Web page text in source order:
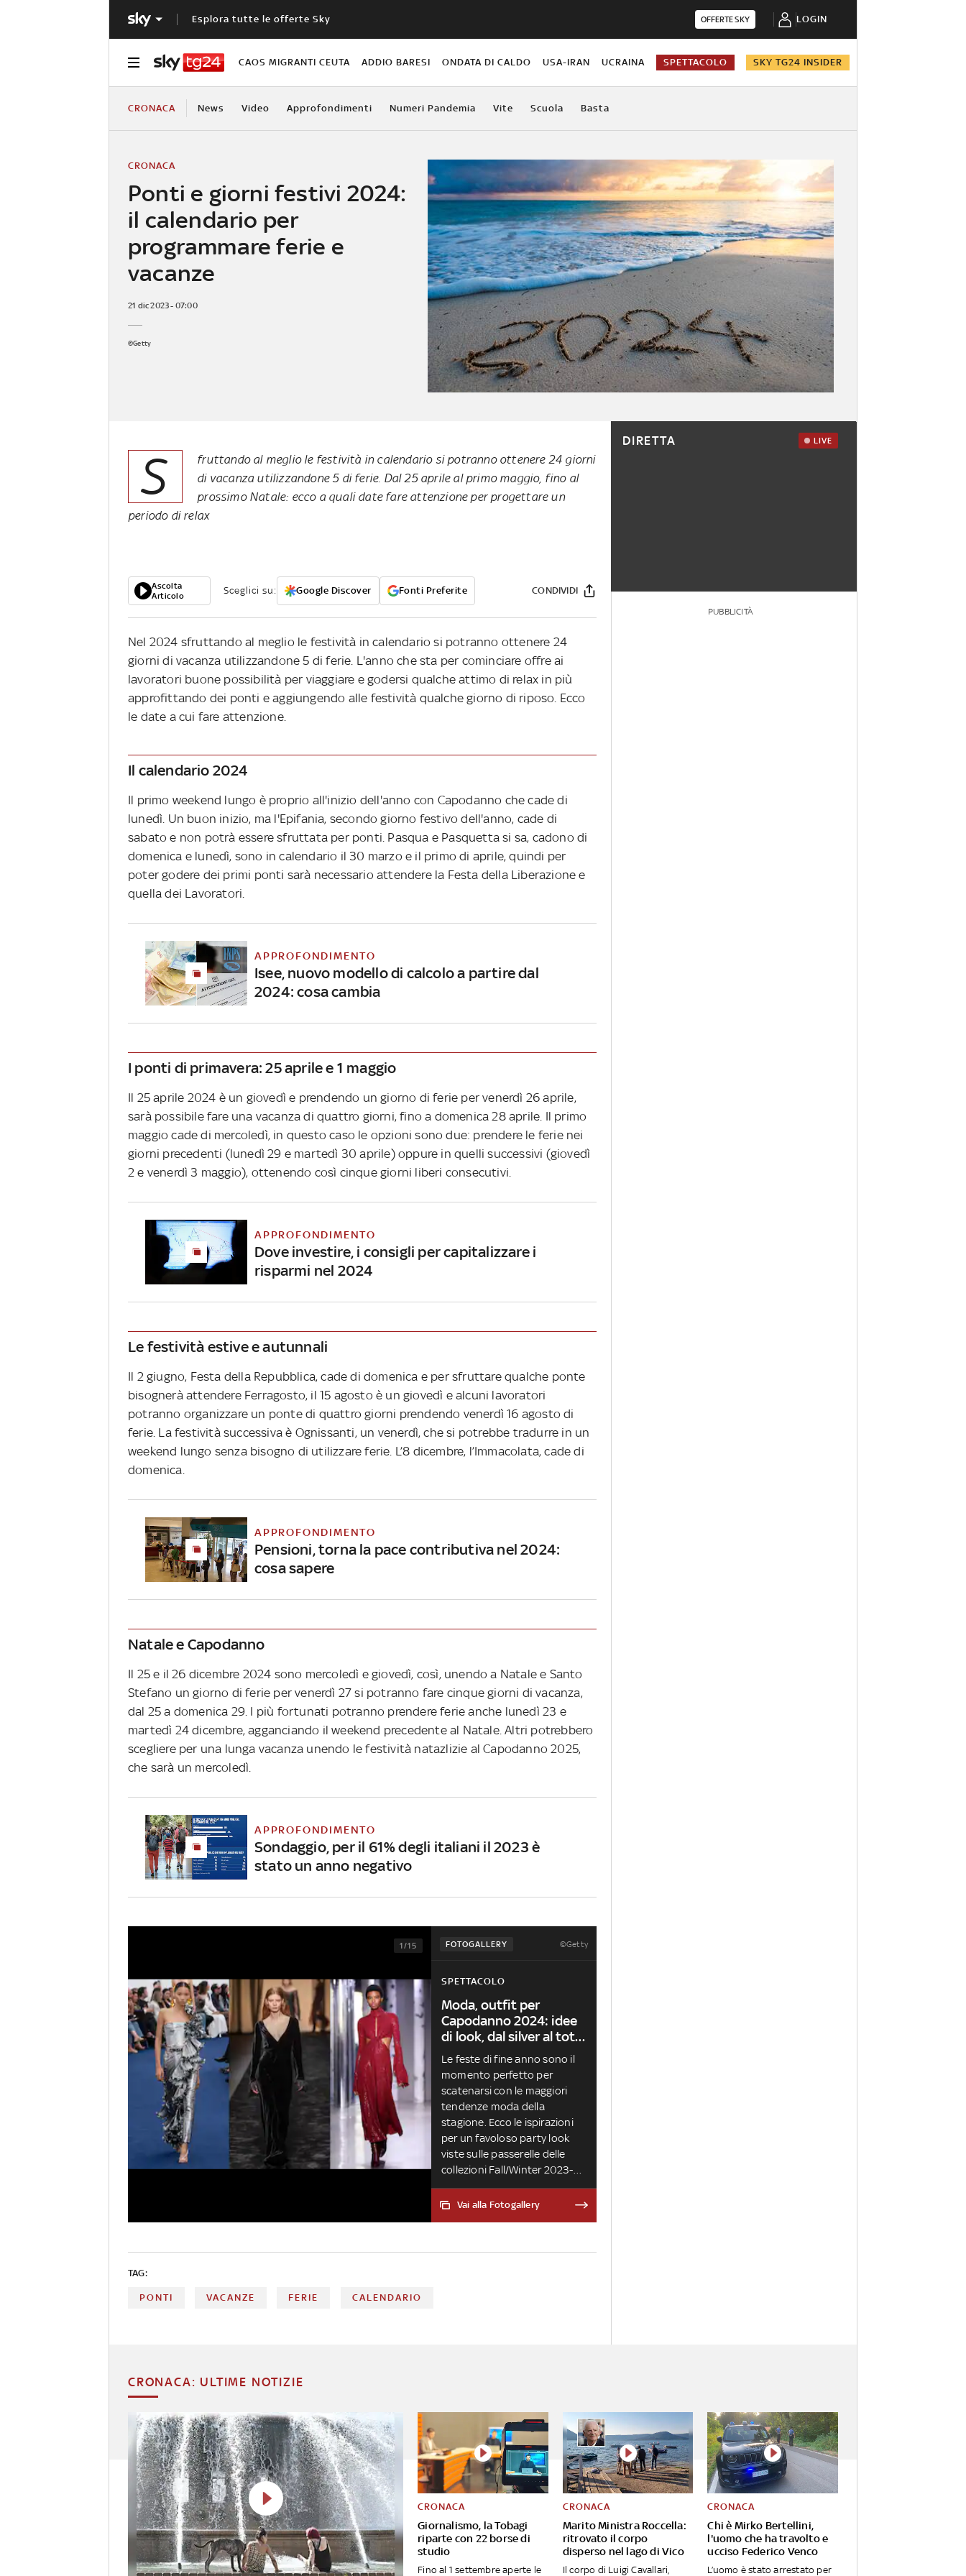
Esplora tutte le offerte Sky OFFERTE SKY LOGIN
CAOS MIGRANTI CEUTA ADDIO BARESI ONDATA DI CALDO USA-IRAN UCRAINA SPETTACOLO SKY TG24 INSIDER
CRONACA News Video Approfondimenti Numeri Pandemia Vite Scuola Basta
Ponti e giorni festivi 2024:
il calendario per
programmare ferie e
vacanze
CRONACA
21 dic 2023 - 07:00
©Getty
S
fruttando al meglio le festività in calendario si potranno ottenere 24 giorni
di vacanza utilizzandone 5 di ferie. Dal 25 aprile al primo maggio, fino al
prossimo Natale: ecco a quali date fare attenzione per progettare un
periodo di relax
Ascolta
Articolo
Sceglici su: Google Discover Fonti Preferite CONDIVIDI
Nel 2024 sfruttando al meglio le festività in calendario si potranno ottenere 24
giorni di vacanza utilizzandone 5 di ferie. L'anno che sta per cominciare offre ai
lavoratori buone possibilità per viaggiare e godersi qualche attimo di relax in più
approfittando dei ponti e aggiungendo alle festività qualche giorno di riposo. Ecco
le date a cui fare attenzione.
Il calendario 2024
Il primo weekend lungo è proprio all'inizio dell'anno con Capodanno che cade di
lunedì. Un buon inizio, ma l'Epifania, secondo giorno festivo dell'anno, cade di
sabato e non potrà essere sfruttata per ponti. Pasqua e Pasquetta si sa, cadono di
domenica e lunedì, sono in calendario il 30 marzo e il primo di aprile, quindi per
poter godere dei primi ponti sarà necessario attendere la Festa della Liberazione e
quella dei Lavoratori.
APPROFONDIMENTO
Isee, nuovo modello di calcolo a partire dal
2024: cosa cambia
I ponti di primavera: 25 aprile e 1 maggio
Il 25 aprile 2024 è un giovedì e prendendo un giorno di ferie per venerdì 26 aprile,
sarà possibile fare una vacanza di quattro giorni, fino a domenica 28 aprile. Il primo
maggio cade di mercoledì, in questo caso le opzioni sono due: prendere le ferie nei
giorni precedenti (lunedì 29 e martedì 30 aprile) oppure in quelli successivi (giovedì
2 e venerdì 3 maggio), ottenendo così cinque giorni liberi consecutivi.
APPROFONDIMENTO
Dove investire, i consigli per capitalizzare i
risparmi nel 2024
Le festività estive e autunnali
Il 2 giugno, Festa della Repubblica, cade di domenica e per sfruttare qualche ponte
bisognerà attendere Ferragosto, il 15 agosto è un giovedì e alcuni lavoratori
potranno organizzare un ponte di quattro giorni prendendo venerdì 16 agosto di
ferie. La festività successiva è Ognissanti, un venerdì, che si potrebbe tradurre in un
weekend lungo senza bisogno di utilizzare ferie. L’8 dicembre, l’Immacolata, cade di
domenica.
APPROFONDIMENTO
Pensioni, torna la pace contributiva nel 2024:
cosa sapere
Natale e Capodanno
Il 25 e il 26 dicembre 2024 sono mercoledì e giovedì, così, unendo a Natale e Santo
Stefano un giorno di ferie per venerdì 27 si potranno fare cinque giorni di vacanza,
dal 25 a domenica 29. I più fortunati potranno prendere ferie anche lunedì 23 e
martedì 24 dicembre, agganciando il weekend precedente al Natale. Altri potrebbero
scegliere per una lunga vacanza unendo le festività natazlizie al Capodanno 2025,
che sarà un mercoledì.
APPROFONDIMENTO
Sondaggio, per il 61% degli italiani il 2023 è
stato un anno negativo
FOTOGALLERY ©Getty
1/15
SPETTACOLO
Moda, outfit per
Capodanno 2024: idee
di look, dal silver al total
red
Le feste di fine anno sono il
momento perfetto per
scatenarsi con le maggiori
tendenze moda della
stagione. Ecco le ispirazioni
per un favoloso party look
viste sulle passerelle delle
collezioni Fall/Winter 2023-
24. Abito lungo, corto, in
velluto, con paillettes o metal,
Vai alla Fotogallery
TAG:
PONTI VACANZE FERIE CALENDARIO
DIRETTA LIVE
PUBBLICITÀ
CRONACA: ULTIME NOTIZIE
Giornalismo, la Tobagi
riparte con 22 borse di
studio
CRONACA
Fino al 1 settembre aperte le
Marito Ministra Roccella:
ritrovato il corpo
disperso nel lago di Vico
CRONACA
Il corpo di Luigi Cavallari,
Chi è Mirko Bertellini,
l'uomo che ha travolto e
ucciso Federico Venco
CRONACA
L’uomo è stato arrestato per